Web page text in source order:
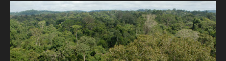
Amazone:
een
plek
waar